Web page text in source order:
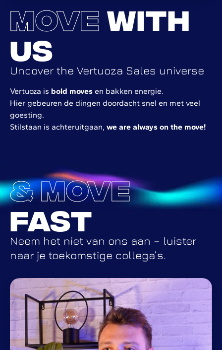
Move with
us
Uncover the Vertuoza Sales universe
Vertuoza is bold moves en bakken energie.
Hier gebeuren de dingen doordacht snel en met veel
goesting.
Stilstaan is achteruitgaan, we are always on the move!
& Move
fast
Neem het niet van ons aan – luister
naar je toekomstige collega’s.